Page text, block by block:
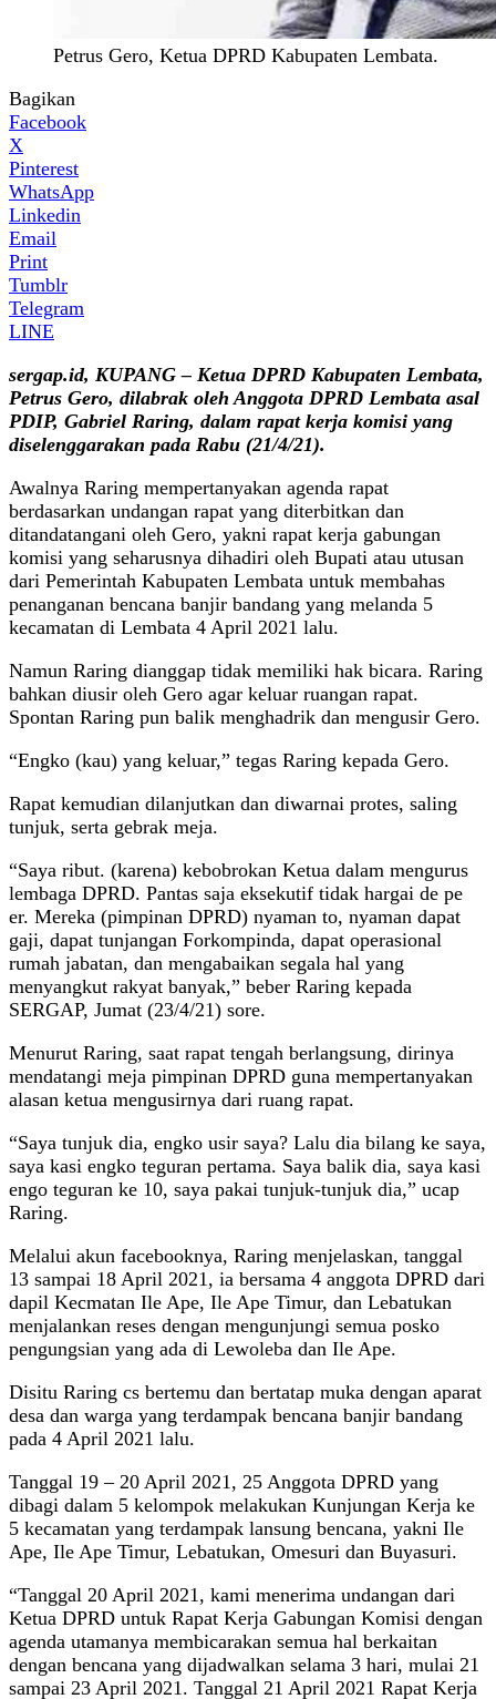
Petrus Gero, Ketua DPRD Kabupaten Lembata.
Bagikan
Facebook
X
Pinterest
WhatsApp
Linkedin
Email
Print
Tumblr
Telegram
LINE
sergap.id, KUPANG – Ketua DPRD Kabupaten Lembata,
Petrus Gero, dilabrak oleh Anggota DPRD Lembata asal
PDIP, Gabriel Raring, dalam rapat kerja komisi yang
diselenggarakan pada Rabu (21/4/21).
Awalnya Raring mempertanyakan agenda rapat
berdasarkan undangan rapat yang diterbitkan dan
ditandatangani oleh Gero, yakni rapat kerja gabungan
komisi yang seharusnya dihadiri oleh Bupati atau utusan
dari Pemerintah Kabupaten Lembata untuk membahas
penanganan bencana banjir bandang yang melanda 5
kecamatan di Lembata 4 April 2021 lalu.
Namun Raring dianggap tidak memiliki hak bicara. Raring
bahkan diusir oleh Gero agar keluar ruangan rapat.
Spontan Raring pun balik menghadrik dan mengusir Gero.
“Engko (kau) yang keluar,” tegas Raring kepada Gero.
Rapat kemudian dilanjutkan dan diwarnai protes, saling
tunjuk, serta gebrak meja.
“Saya ribut. (karena) kebobrokan Ketua dalam mengurus
lembaga DPRD. Pantas saja eksekutif tidak hargai de pe
er. Mereka (pimpinan DPRD) nyaman to, nyaman dapat
gaji, dapat tunjangan Forkompinda, dapat operasional
rumah jabatan, dan mengabaikan segala hal yang
menyangkut rakyat banyak,” beber Raring kepada
SERGAP, Jumat (23/4/21) sore.
Menurut Raring, saat rapat tengah berlangsung, dirinya
mendatangi meja pimpinan DPRD guna mempertanyakan
alasan ketua mengusirnya dari ruang rapat.
“Saya tunjuk dia, engko usir saya? Lalu dia bilang ke saya,
saya kasi engko teguran pertama. Saya balik dia, saya kasi
engo teguran ke 10, saya pakai tunjuk-tunjuk dia,” ucap
Raring.
Melalui akun facebooknya, Raring menjelaskan, tanggal
13 sampai 18 April 2021, ia bersama 4 anggota DPRD dari
dapil Kecmatan Ile Ape, Ile Ape Timur, dan Lebatukan
menjalankan reses dengan mengunjungi semua posko
pengungsian yang ada di Lewoleba dan Ile Ape.
Disitu Raring cs bertemu dan bertatap muka dengan aparat
desa dan warga yang terdampak bencana banjir bandang
pada 4 April 2021 lalu.
Tanggal 19 – 20 April 2021, 25 Anggota DPRD yang
dibagi dalam 5 kelompok melakukan Kunjungan Kerja ke
5 kecamatan yang terdampak lansung bencana, yakni Ile
Ape, Ile Ape Timur, Lebatukan, Omesuri dan Buyasuri.
“Tanggal 20 April 2021, kami menerima undangan dari
Ketua DPRD untuk Rapat Kerja Gabungan Komisi dengan
agenda utamanya membicarakan semua hal berkaitan
dengan bencana yang dijadwalkan selama 3 hari, mulai 21
sampai 23 April 2021. Tanggal 21 April 2021 Rapat Kerja